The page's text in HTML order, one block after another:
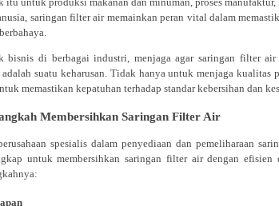
saringan filter air memainkan peran vital dalam
bisnis di berbagai industri, menjaga agar saringan filter air
suatu keharusan. Tidak hanya untuk menjaga kualitas
memastikan kepatuhan terhadap standar kebersihan dan
Membersihkan Saringan Filter Air
spesialis dalam penyediaan dan pemeliharaan
untuk membersihkan saringan filter air dengan